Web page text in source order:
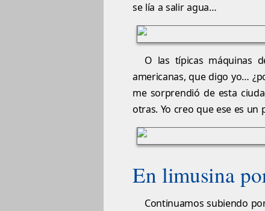
se lía a salir agua…
O las típicas máquinas
americanas, que digo yo…
me sorprendió de esta
otras. Yo creo que ese es un
En limusina
Continuamos subiendo